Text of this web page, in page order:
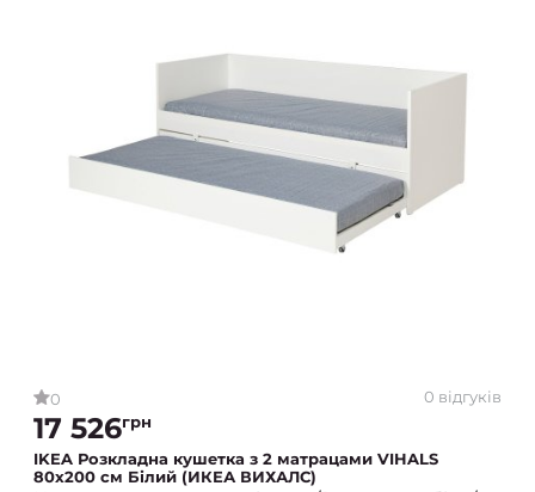
0 0 відгуків
17 526грн
IKEA Розкладна кушетка з 2 матрацами VIHALS
80х200 см Білий (ИКЕА ВИХАЛС)